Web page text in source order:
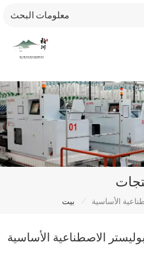
بيت / الأساسية
الاصطناعية الأساسية